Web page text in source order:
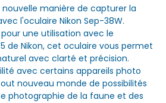
manière de capturer la
l'oculaire Nikon Sep-38W.
une utilisation avec le
5 de Nikon, cet oculaire vous permet
avec clarté et précision.
avec certains appareils photo
nouveau monde de possibilités
photographie de la faune et des